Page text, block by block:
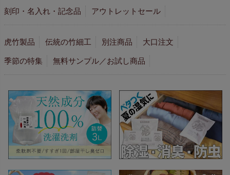
刻印・名入れ・記念品 アウトレットセール
虎竹製品 伝統の竹細工 別注商品 大口注文
季節の特集 無料サンプル／お試し商品